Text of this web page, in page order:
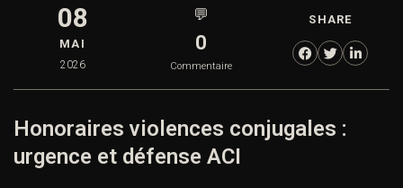
08
MAI
2026
💬
0
Commentaire
SHARE
Honoraires violences conjugales :
urgence et défense ACI